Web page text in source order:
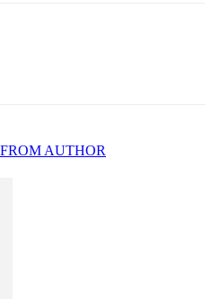
AUTHOR